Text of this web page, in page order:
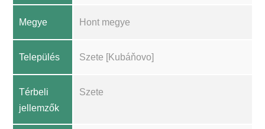
Megye Hont megye
Település Szete [Kubáňovo]
Térbeli
jellemzők
Szete